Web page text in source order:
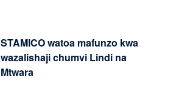
STAMICO watoa mafunzo kwa
wazalishaji chumvi Lindi na
Mtwara